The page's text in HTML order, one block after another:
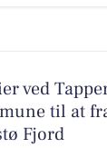
ved
til at
Fjord